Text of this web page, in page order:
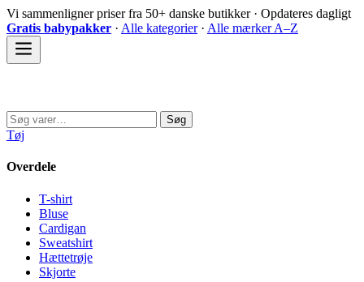
Spring
til
indhold
Vi sammenligner priser fra 50+ danske butikker · Opdateres dagligt
Gratis babypakker · Alle kategorier· Alle mærker A–Z
Søg
efter:
Søg
Tøj
Overdele
T-shirt
Bluse
Cardigan
Sweatshirt
Hættetrøje
Skjorte